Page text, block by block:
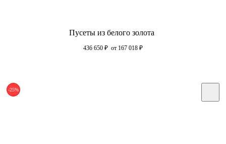
Пусеты из белого золота
436 650 ₽ от 167 018 ₽
-25%